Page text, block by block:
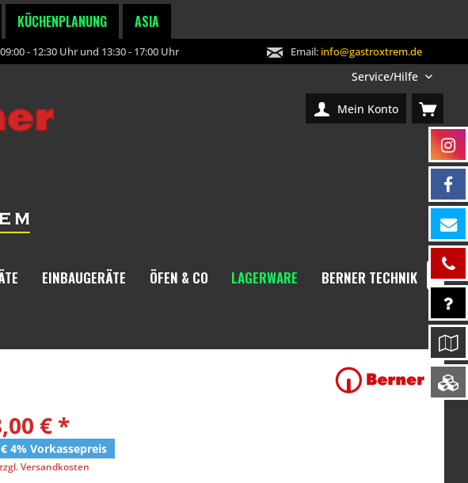
KÜCHENPLANUNG ASIA
- 12:30 Uhr und 13:30 - 17:00 Uhr Email: info@gastroxtrem.de
Service/Hilfe
Mein Konto
EINBAUGERÄTE ÖFEN & CO LAGERWARE BERNER TECHNIK
€ *
4% Vorkassepreis
Versandkosten